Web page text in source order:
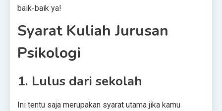
baik-baik ya!
Syarat Kuliah Jurusan
Psikologi
1. Lulus dari sekolah
Ini tentu saja merupakan syarat utama jika kamu